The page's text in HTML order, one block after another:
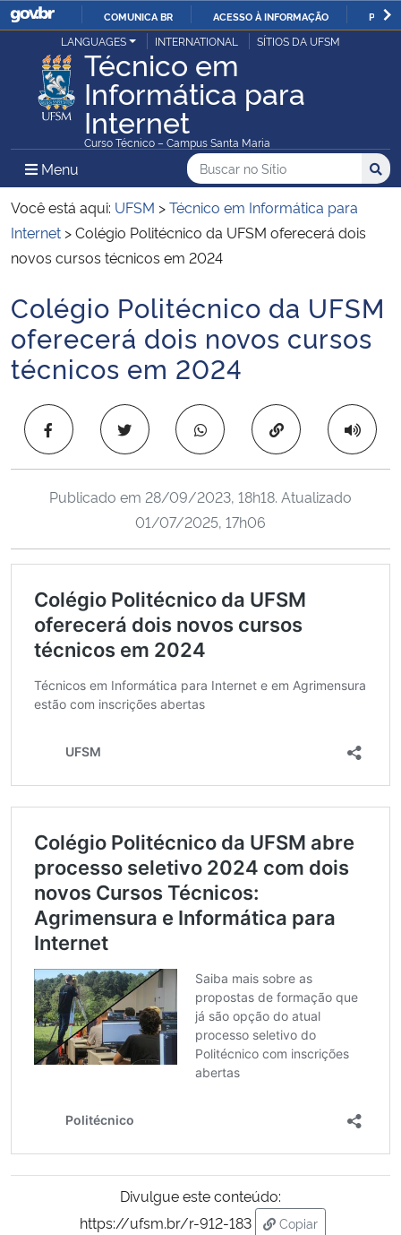
IR
PARA
O
COMUNICA BR ACESSO À INFORMAÇÃO
Ministério da Justiça e Segurança Pública
Ministério da Defesa
Ministério das Relações Exteriores
Ministério da Economia
Ministério da Agricultura, Pecuária e Abastecimento
Ministério da Educação
Ministério da Cidadania
Ministério do Meio Ambiente
Ministério do Turismo
Ministério do Desenvolvimento Regional
Controladoria-Geral da União
Secretaria-Geral
Secretaria de Governo
Gabinete de Segurança Institucional
Advocacia-Geral da União
Banco Central do Brasil
LANGUAGES INTERNATIONAL SÍTIOS DA UFSM
Técnico em
Informática para
Internet
Curso Técnico – Campus Santa Maria
Menu Menu Principal do Sítio
Busca
Buscar no no Sítio
Busca:
Você está aqui: UFSM >Técnico em Informática para
Internet >Colégio Politécnico da UFSM oferecerá dois
novos cursos técnicos em 2024
Início do conteúdo
Colégio Politécnico da UFSM
oferecerá dois novos cursos
técnicos em 2024
Copiar para área
Publicado em 28/09/2023, 18h18. Atualizado
01/07/2025, 17h06
Divulgue este conteúdo:
https://ufsm.br/r-912-183
Copiar